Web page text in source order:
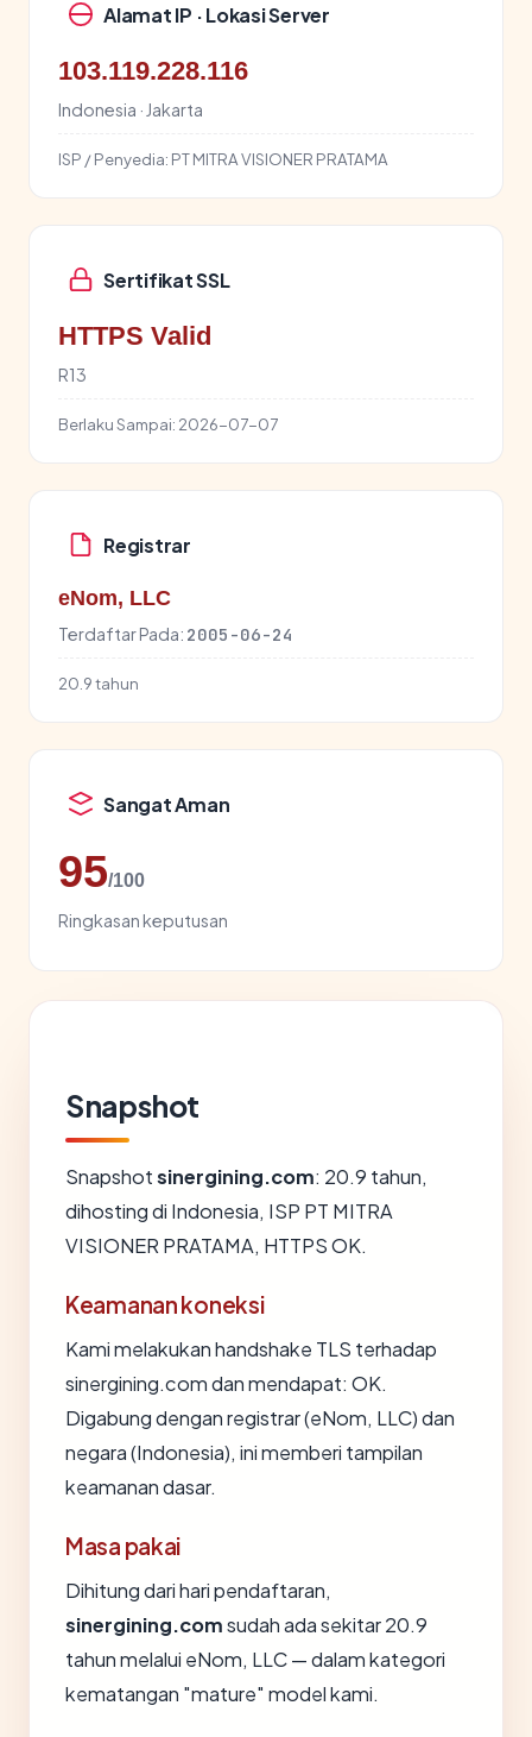
Alamat IP · Lokasi Server
103.119.228.116
Indonesia · Jakarta
ISP / Penyedia: PT MITRA VISIONER PRATAMA
Sertifikat SSL
HTTPS Valid
R13
Berlaku Sampai: 2026-07-07
Registrar
eNom, LLC
Terdaftar Pada: 2005-06-24
20.9 tahun
Sangat Aman
95/100
Ringkasan keputusan
Snapshot
Snapshotsinergining.com: 20.9 tahun,
dihosting di Indonesia, ISP PT MITRA
VISIONER PRATAMA, HTTPS OK.
Keamanan koneksi
Kami melakukan handshake TLS terhadap
sinergining.com dan mendapat: OK.
Digabung dengan registrar (eNom, LLC) dan
negara (Indonesia), ini memberi tampilan
keamanan dasar.
Masa pakai
Dihitung dari hari pendaftaran,
sinergining.comsudah ada sekitar 20.9
tahun melalui eNom, LLC — dalam kategori
kematangan "mature" model kami.